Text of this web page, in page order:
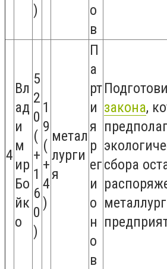
)
о
в
4
Вл
ад
и
м
ир
Бо
йк
о
5
2
0
(
+
1
6
0
)
1
9
(
+
4
)
метал
лурги
я
П
а
рт
и
я
р
ег
и
о
н
о
в
закона,
сбора